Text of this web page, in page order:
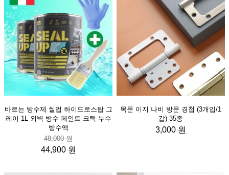
바르는 방수제 씰업 하이드로스탑 그
레이 1L 외벽 방수 페인트 크랙 누수
방수액
48,000 원
44,900 원
목문 이지 나비 방문 경첩 (3개입/1
갑) 35종
3,000 원